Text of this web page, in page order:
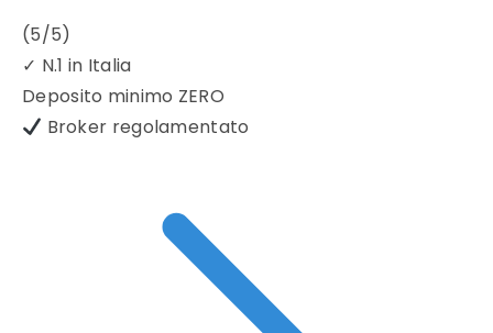
(5/5)
✓ N.1 in Italia
Deposito minimo ZERO
Broker regolamentato